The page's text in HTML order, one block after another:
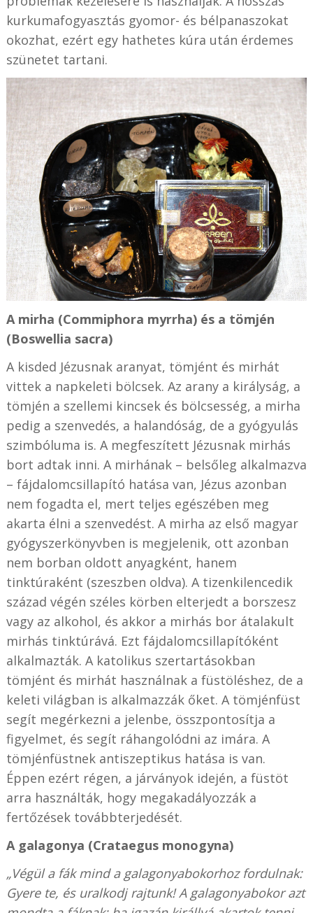
kurkumafogyasztás gyomor- és bélpanaszokat
okozhat, ezért egy hathetes kúra után érdemes
szünetet tartani.
A mirha (Commiphora myrrha) és a tömjén
(Boswellia sacra)
A kisded Jézusnak aranyat, tömjént és mirhát
vittek a napkeleti bölcsek. Az arany a királyság, a
tömjén a szellemi kincsek és bölcsesség, a mirha
pedig a szenvedés, a halandóság, de a gyógyulás
szimbóluma is. A megfeszített Jézusnak mirhás
bort adtak inni. A mirhának – belsőleg alkalmazva
– fájdalomcsillapító hatása van, Jézus azonban
nem fogadta el, mert teljes egészében meg
akarta élni a szenvedést. A mirha az első magyar
gyógyszerkönyvben is megjelenik, ott azonban
nem borban oldott anyagként, hanem
tinktúraként (szeszben oldva). A tizenkilencedik
század végén széles körben elterjedt a borszesz
vagy az alkohol, és akkor a mirhás bor átalakult
mirhás tinktúrává. Ezt fájdalomcsillapítóként
alkalmazták. A katolikus szertartásokban
tömjént és mirhát használnak a füstöléshez, de a
keleti világban is alkalmazzák őket. A tömjénfüst
segít megérkezni a jelenbe, összpontosítja a
figyelmet, és segít ráhangolódni az imára. A
tömjénfüstnek antiszeptikus hatása is van.
Éppen ezért régen, a járványok idején, a füstöt
arra használták, hogy megakadályozzák a
fertőzések továbbterjedését.
A galagonya (Crataegus monogyna)
„Végül a fák mind a galagonyabokorhoz fordulnak:
Gyere te, és uralkodj rajtunk! A galagonyabokor azt